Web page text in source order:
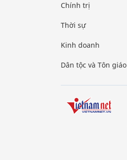
Chính trị
Thời sự
Kinh doanh
Dân tộc và Tôn giáo